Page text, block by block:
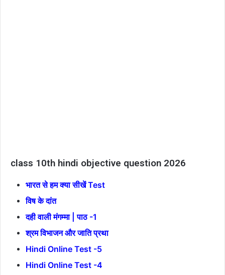
class 10th hindi objective question 2026
भारत से हम क्या सीखें Test
विष के दांत
दही वाली मंगम्मा | पाठ -1
श्रम विभाजन और जाति प्रथा
Hindi Online Test -5
Hindi Online Test -4